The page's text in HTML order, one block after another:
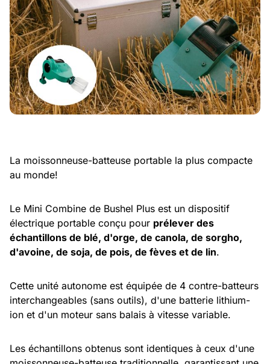
La moissonneuse-batteuse portable la plus compacte
au monde!
Le Mini Combine de Bushel Plus est un dispositif
électrique portable conçu pour prélever des
échantillons de blé, d'orge, de canola, de sorgho,
d'avoine, de soja, de pois, de fèves et de lin.
Cette unité autonome est équipée de 4 contre-batteurs
interchangeables (sans outils), d'une batterie lithium-
ion et d'un moteur sans balais à vitesse variable.
Les échantillons obtenus sont identiques à ceux d'une